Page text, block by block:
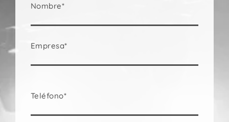
Nombre*
Empresa*
Teléfono*